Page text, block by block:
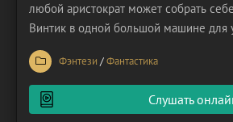
любой аристократ может собрать
Винтик в одной большой машине для
пошло не так, и фокус этой истории
всего человечества. Век новых
большое пространство для развития
Фэнтези /Фантастика
Слушать